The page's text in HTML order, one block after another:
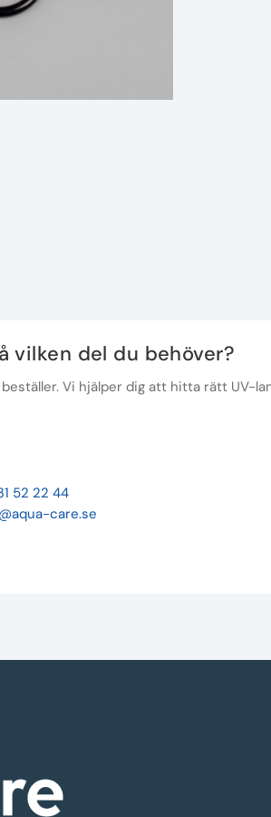
vilken del du behöver?
Vi hjälper dig att hitta rätt UV-
52 22 44
care.se